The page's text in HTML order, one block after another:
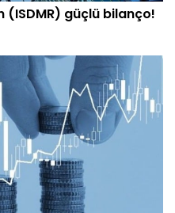
(ISDMR) güçlü bilanço!